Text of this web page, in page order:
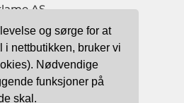
og sørge for at
i nettbutikken, bruker vi
Nødvendige
funksjoner på
skal.
AS
MVA